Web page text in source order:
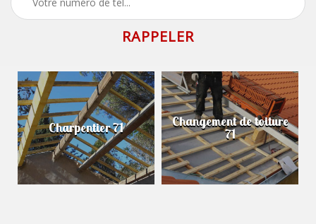
Charpentier 71 Changement de toiture
71